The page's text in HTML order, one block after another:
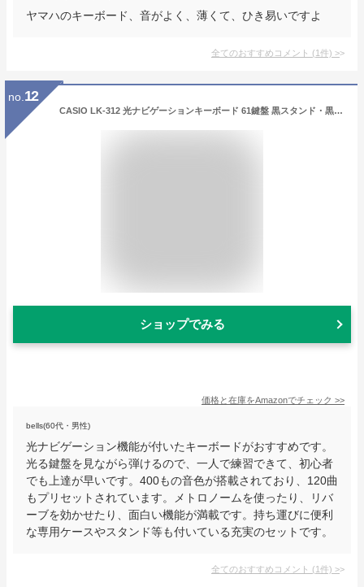
ヤマハのキーボード、音がよく、薄くて、ひき易いですよ
全てのおすすめコメント (1件) >
no. 12
CASIO LK-312 光ナビゲーションキーボード 61鍵盤 黒スタンド・黒イス・ヘッドホンセット カシオ
ショップでみる
価格と在庫をAmazonでチェック >>
bells(60代・男性)
光ナビゲーション機能が付いたキーボードがおすすめです。
光る鍵盤を見ながら弾けるので、一人で練習できて、初心者
でも上達が早いです。400もの音色が搭載されており、120曲
もプリセットされています。メトロノームを使ったり、リバ
ーブを効かせたり、面白い機能が満載です。持ち運びに便利
な専用ケースやスタンド等も付いている充実のセットです。
全てのおすすめコメント (1件) >